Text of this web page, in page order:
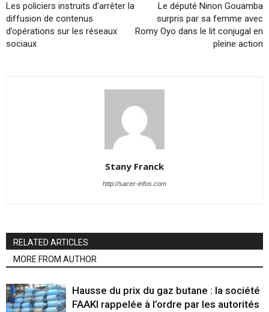
Les policiers instruits d’arrêter la
diffusion de contenus
d’opérations sur les réseaux
sociaux
Le député Ninon Gouamba
surpris par sa femme avec
Romy Oyo dans le lit conjugal en
pleine action
Stany Franck
http://sacer-infos.com
RELATED ARTICLES
MORE FROM AUTHOR
Hausse du prix du gaz butane : la société
FAAKI rappelée à l’ordre par les autorités